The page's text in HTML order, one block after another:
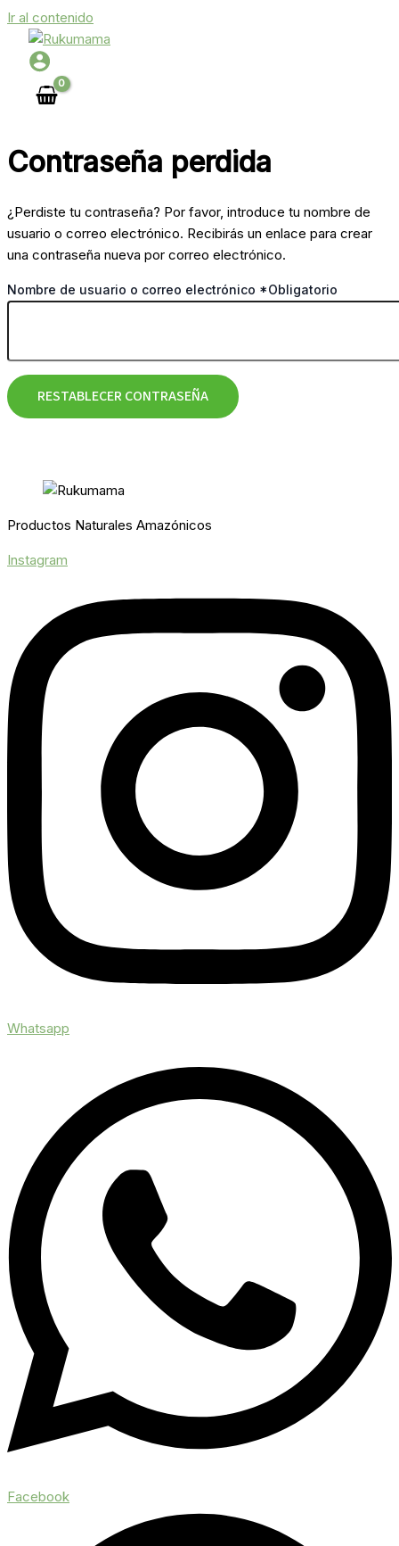
Ir al contenido
Contraseña perdida
¿Perdiste tu contraseña? Por favor, introduce tu nombre de
usuario o correo electrónico. Recibirás un enlace para crear
una contraseña nueva por correo electrónico.
Nombre de usuario o correo electrónico *Obligatorio
RESTABLECER CONTRASEÑA
Productos Naturales Amazónicos
Instagram
Whatsapp
Facebook